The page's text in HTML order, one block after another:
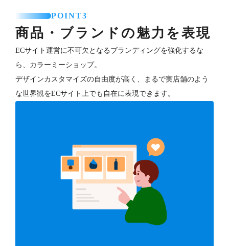
POINT3
商品・ブランドの魅力を表現
ECサイト運営に不可欠となるブランディングを強化するな
ら、カラーミーショップ。
デザインカスタマイズの自由度が高く、まるで実店舗のよう
な世界観をECサイト上でも自在に表現できます。